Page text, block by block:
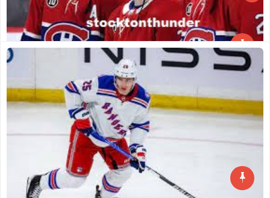
Read More
Mengulas Lebih Jauh Tentang Montreal
Canadiens
GOLDENWOLF337 JULY 21, 2022
Mengulas Lebih Jauh Tentang Montreal Canadiens –
Montreal Canadiens (Prancis: Les Canadiens
Read More